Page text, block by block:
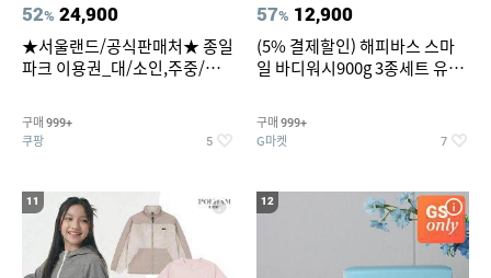
52% 24,900
★서울랜드/공식판매처★ 종일
파크 이용권_대/소인,주중/주
구매 999+
쿠팡 5
57% 12,900
(5% 결제할인) 해피바스 스마
일 바디워시900g 3종세트 유
구매 999+
G마켓 7
11 12